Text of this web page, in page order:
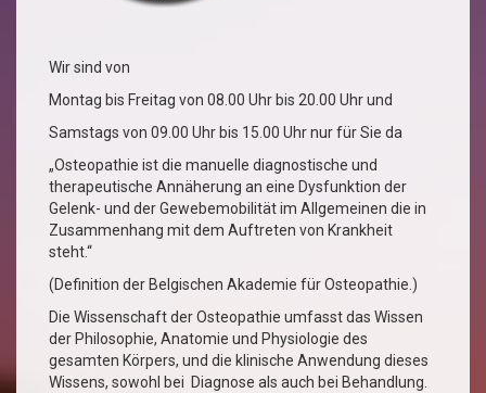
Wir sind von
Montag bis Freitag von 08.00 Uhr bis 20.00 Uhr und
Samstags von 09.00 Uhr bis 15.00 Uhr nur für Sie da
„Osteopathie ist die manuelle diagnostische und
therapeutische Annäherung an eine Dysfunktion der
Gelenk- und der Gewebemobilität im Allgemeinen die in
Zusammenhang mit dem Auftreten von Krankheit
steht.“
(Definition der Belgischen Akademie für Osteopathie.)
Die Wissenschaft der Osteopathie umfasst das Wissen
der Philosophie, Anatomie und Physiologie des
gesamten Körpers, und die klinische Anwendung dieses
Wissens, sowohl bei Diagnose als auch bei Behandlung.